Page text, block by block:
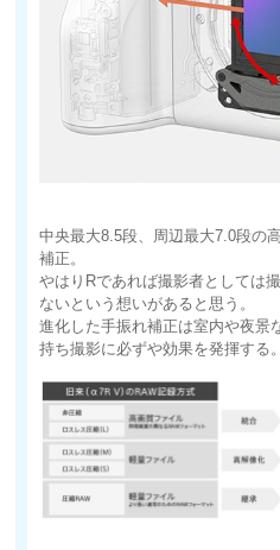
中央最大8.5段、周辺最大7.0段の
補正。
やはりRであれば撮影者としては
ないという想いがあると思う。
進化した手振れ補正は室内や夜景
持ち撮影に必ずや効果を発揮する。